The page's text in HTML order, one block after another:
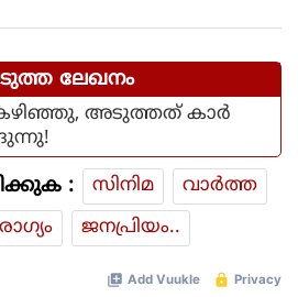
ലേഖനം
അടുത്തത് കാർ
: സിനിമ
വാര്‍ത്ത
ജനപ്രിയം..